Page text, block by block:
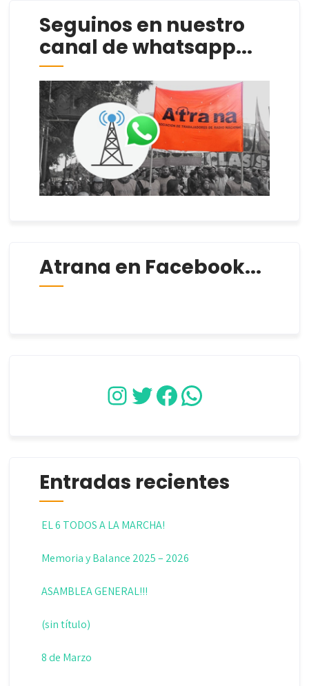
Seguinos en nuestro
canal de whatsapp...
Atrana en Facebook...
Instagram
Twitter
Facebook
WhatsApp
Entradas recientes
EL 6 TODOS A LA MARCHA!
Memoria y Balance 2025 – 2026
ASAMBLEA GENERAL!!!
(sin título)
8 de Marzo